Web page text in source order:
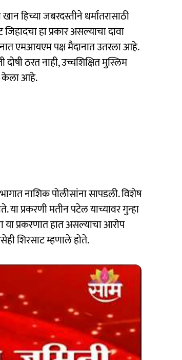
हिच्या जबरदस्तीने धर्मांतरासाठी
हा प्रकार असल्याचा दावा
एमआयएम पक्ष मैदानात उतरला आहे.
ठरत नाही, उच्चशिक्षित मुस्लिम
केला आहे.
नाशिक पोलीसांना सापडली. विशेष
प्रकरणी मतीन पटेल याच्यावर गुन्हा
प्रकरणात हात असल्याचा आरोप
शिरसाट म्हणाले होते.